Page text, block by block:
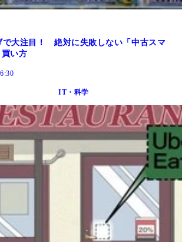
で大注目！ 絶対に失敗しない「中古スマ
い方
IT・科学